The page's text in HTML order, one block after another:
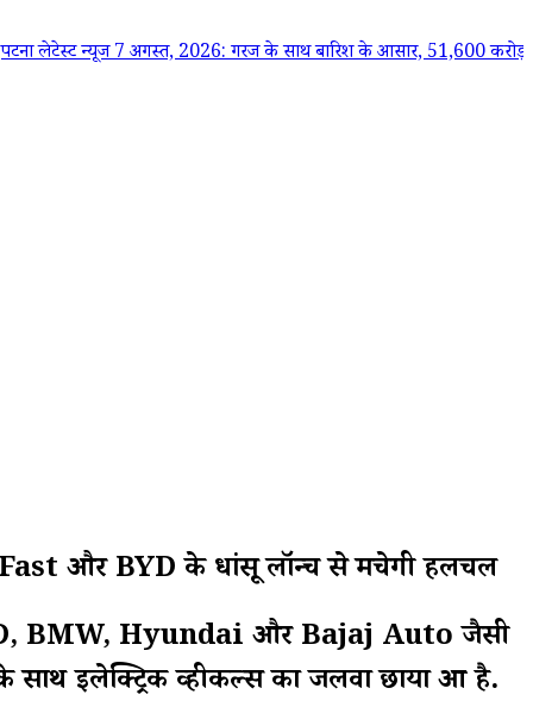
न्यूज 7 अगस्त, 2026: गरज के साथ बारिश के आसार, 51,600 करोड़ के
और BYD के धांसू लॉन्च से मचेगी हलचल
BMW, Hyundai और Bajaj Auto जैसी
इलेक्ट्रिक व्हीकल्स का जलवा छाया हुआ है.